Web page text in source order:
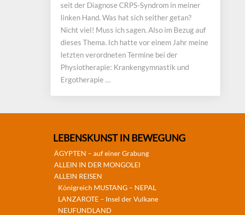
einer
Hand
zur
anderen?
seit der Diagnose CRPS-Syndrom in meiner
linken Hand. Was hat sich seither getan?
Nicht viel! Muss ich sagen. Also im Bezug auf
dieses Thema. Ich hatte vor einem Jahr meine
letzten verordneten Termine bei der
Physiotherapie: Krankengymnastik und
Ergotherapie …
LEBENSKUNST IN BEWEGUNG
ÄGYPTEN – auf einer Grabung
ALLEIN IN DER MONGOLEI
ALLEIN REISEN
Königreich MUSTANG – NEPAL
LANZAROTE – Insel der Vulkane
NEUFUNDLAND